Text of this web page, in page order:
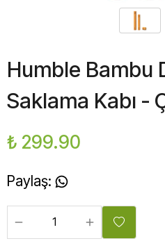
Humble Bambu
Saklama Kabı -
₺ 299.90
Paylaş: